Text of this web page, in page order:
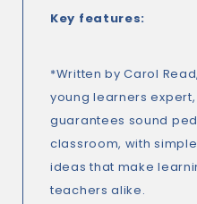
Key features:
*Written by Carol
young learners expert,
guarantees sound
classroom, with
ideas that make
teachers alike.